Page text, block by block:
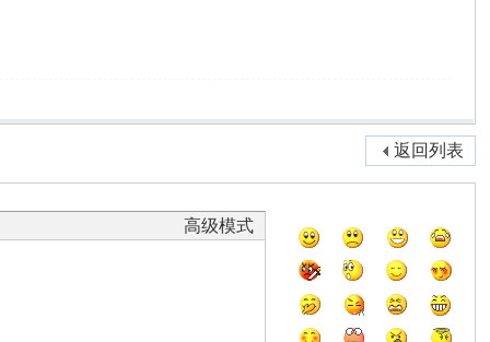
返回列表
高级模式